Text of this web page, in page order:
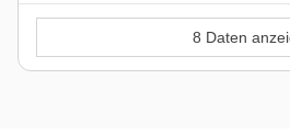
8 Daten